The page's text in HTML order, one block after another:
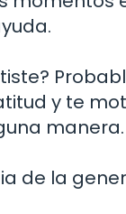
y te
manera.
de la